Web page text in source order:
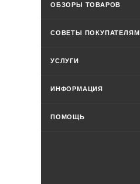
ОБЗОРЫ ТОВАРОВ
СОВЕТЫ ПОКУПАТЕЛЯМ
УСЛУГИ
ИНФОРМАЦИЯ
ПОМОЩЬ